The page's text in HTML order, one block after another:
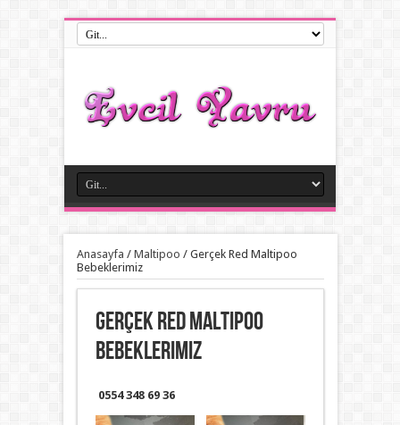
Anasayfa / Maltipoo / Gerçek Red Maltipoo
Bebeklerimiz
Gerçek Red Maltipoo
Bebeklerimiz
0554 348 69 36